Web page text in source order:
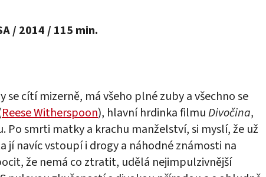
/ 2014 / 115 min.
se cítí mizerně, má všeho plné zuby a všechno se
Reese Witherspoon), hlavní hrdinka filmuDivočina,
Po smrti matky a krachu manželství, si myslí, že už
jí navíc vstoupí i drogy a náhodné známosti na
že nemá co ztratit, udělá nejimpulzivnější